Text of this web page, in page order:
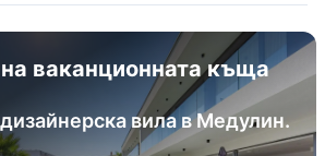
ваканционната къща
вила в Медулин.